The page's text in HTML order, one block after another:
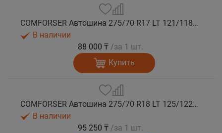
COMFORSER Автошина 275/70 R17 LT 121/118S CF1100 10PR RWL лето
В наличии
88 000 ₸ /за 1 шт.
Купить
COMFORSER Автошина 275/70 R18 LT 125/122S CF1100 10PR RWL лето
В наличии
95 250 ₸ /за 1 шт.